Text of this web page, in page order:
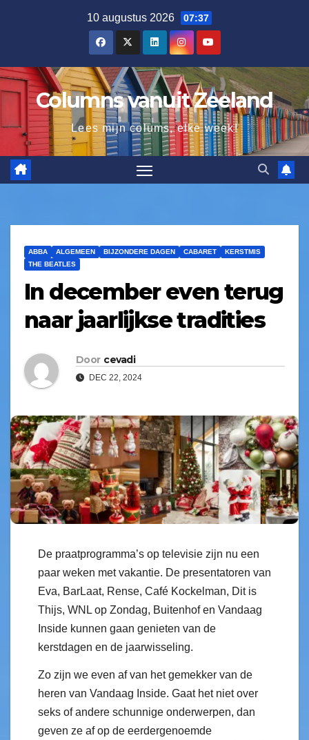
10 augustus 2026 07:37
Columns vanuit Zeeland
Lees mijn colums, elke week!
ABBA ALGEMEEN BIJZONDERE DAGEN CABARET
KERSTMIS
THE BEATLES
In december even terug
naar jaarlijkse tradities
Door cevadi
DEC 22, 2024
De praatprogramma’s op televisie zijn nu een
paar weken met vakantie. De presentatoren van
Eva, BarLaat, Rense, Café Kockelman, Dit is
Thijs, WNL op Zondag, Buitenhof en Vandaag
Inside kunnen gaan genieten van de
kerstdagen en de jaarwisseling.
Zo zijn we even af van het gemekker van de
heren van Vandaag Inside. Gaat het niet over
seks of andere schunnige onderwerpen, dan
geven ze af op de eerdergenoemde